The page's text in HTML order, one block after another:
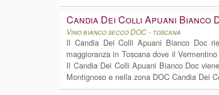
Candia Dei Colli Apuani Bianco
Vino bianco secco DOC - toscana
Il Candia Dei Colli Apuani Bianco Doc
maggioranza in Toscana dove il
Il Candia Dei Colli Apuani Bianco Doc
Montignoso e nella zona DOC Candia Dei